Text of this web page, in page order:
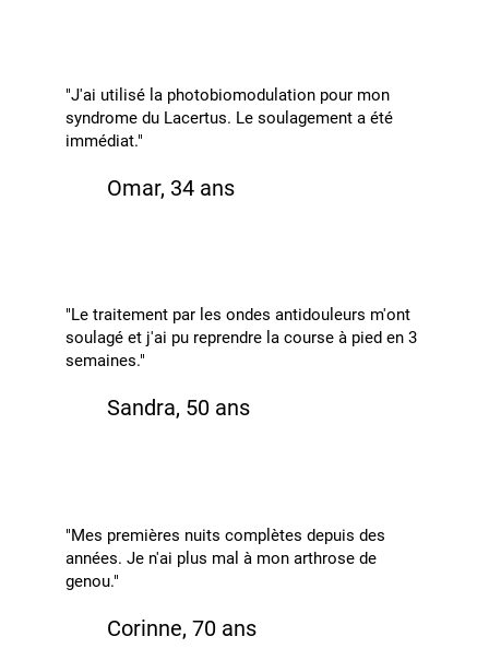
"J'ai utilisé la photobiomodulation pour mon
syndrome du Lacertus. Le soulagement a été
immédiat."
Omar, 34 ans
"Le traitement par les ondes antidouleurs m'ont
soulagé et j'ai pu reprendre la course à pied en 3
semaines."
Sandra, 50 ans
"Mes premières nuits complètes depuis des
années. Je n'ai plus mal à mon arthrose de
genou."
Corinne, 70 ans